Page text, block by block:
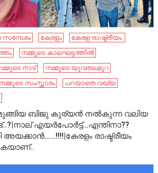
സന്ദേശം കേരളം
കേ​രള രാഷ്ട്രീയം ​
നമ്മുടെ കാലഘട്ടത്തിൽ
നാട്‌
നമ്മുടെ യുവതലമുറ
നമ്മുടെ സംസ്ക്കാരം
പറയാതെ വയ്യ
ബിജു കുര്യൻ നൽകുന്ന വലിയ
എയർപോർട്ട്…എന്തിനാ??
അയക്കാൻ……!!!!|കേരളം രാഷ്ട്രീയം